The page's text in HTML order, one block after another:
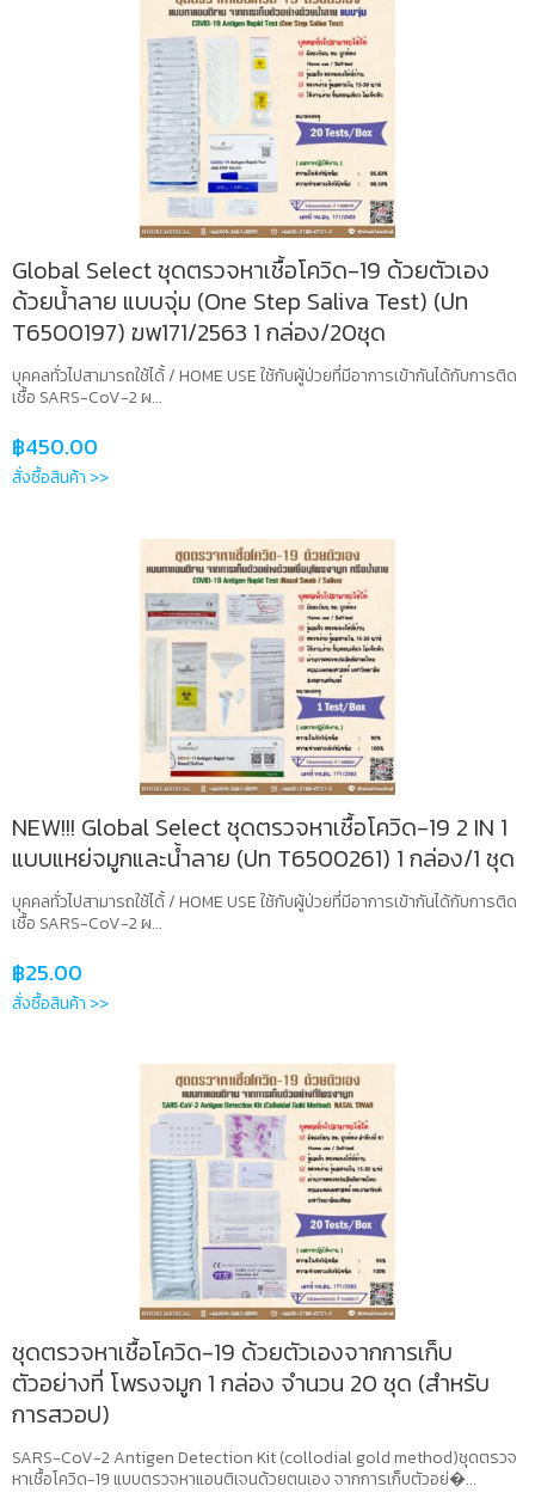
Global Select ชุดตรวจหาเชื้อโควิด-19 ด้วยตัวเอง
ด้วยน้ำลาย แบบจุ่ม (One Step Saliva Test) (ปท
T6500197) ฆพ171/2563 1 กล่อง/20ชุด
บุคคลทั่วไปสามารถใช้ได้้ / HOME USE ใช้กับผู้ป่วยที่มีอาการเข้ากันได้กับการติด
เชื้อ SARS-CoV-2 ผ...
฿450.00
สั่งซื้อสินค้า >>
NEW!!! Global Select ชุดตรวจหาเชื้อโควิด-19 2 IN 1
แบบแหย่จมูกและน้ำลาย (ปท T6500261) 1 กล่อง/1 ชุด
บุคคลทั่วไปสามารถใช้ได้้ / HOME USE ใช้กับผู้ป่วยที่มีอาการเข้ากันได้กับการติด
เชื้อ SARS-CoV-2 ผ...
฿25.00
สั่งซื้อสินค้า >>
ชุดตรวจหาเชื้อโควิด-19 ด้วยตัวเองจากการเก็บ
ตัวอย่างที่ โพรงจมูก 1 กล่อง จำนวน 20 ชุด (สำหรับ
การสวอป)
SARS-CoV-2 Antigen Detection Kit (collodial gold method)ชุดตรวจ
หาเชื้อโควิด-19 แบบตรวจหาแอนติเจนด้วยตนเอง จากการเก็บตัวอย่�...